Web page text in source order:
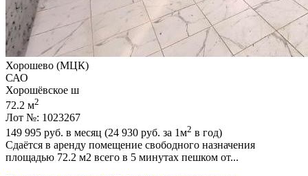
Хорошево (МЦК)
САО
Хорошёвское ш
72.2 м2
Лот №: 1023267
149 995 руб. в месяц (24 930 руб. за 1м2 в год)
Сдаётся в аренду помещение свободного назначения
площадью 72.2 м2 всего в 5 минутах пешком от...